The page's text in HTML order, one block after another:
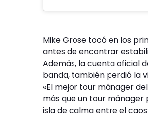
Mike Grose tocó en los
antes de encontrar
Además, la cuenta oficial
banda, también perdió la
«El mejor tour mánager
más que un tour mánager
isla de calma entre el